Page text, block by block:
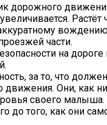
дорожного
части.
на
за то, что
движения. Они, как
своего
до того, как они